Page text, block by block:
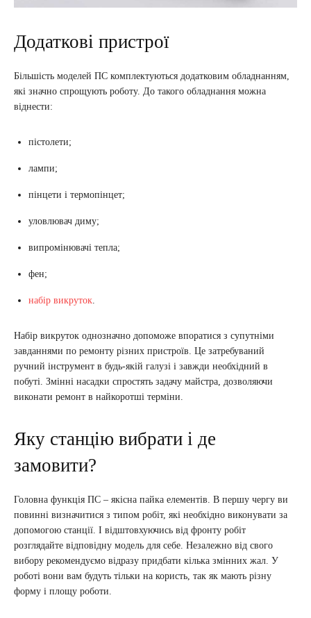
Додаткові пристрої
Більшість моделей ПС комплектуються додатковим обладнанням,
які значно спрощують роботу. До такого обладнання можна
віднести:
пістолети;
лампи;
пінцети і термопінцет;
уловлювач диму;
випромінювачі тепла;
фен;
набір викруток
Набір викруток однозначно допоможе впоратися з супутніми
завданнями по ремонту різних пристроїв. Це затребуваний
ручний інструмент в будь-якій галузі і завжди необхідний в
побуті. Змінні насадки спростять задачу майстра, дозволяючи
виконати ремонт в найкоротші терміни.
Яку станцію вибрати і де
замовити?
Головна функція ПС – якісна пайка елементів. В першу чергу ви
повинні визначитися з типом робіт, які необхідно виконувати за
допомогою станції. І відштовхуючись від фронту робіт
розглядайте відповідну модель для себе. Незалежно від свого
вибору рекомендуємо відразу придбати кілька змінних жал. У
роботі вони вам будуть тільки на користь, так як мають різну
форму і площу роботи.